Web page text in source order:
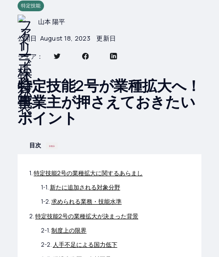
特定技能
山本 陽平
公開日 August 18, 2023 更新日
シェア：
特定技能2号が業種拡大へ！
事業主が押さえておきたい
ポイント
目次 非表示
特定技能2号の業種拡大に関するあらまし
新たに追加される対象分野
求められる業務・技能水準
特定技能2号の業種拡大が決まった背景
制度上の限界
人手不足による国力低下